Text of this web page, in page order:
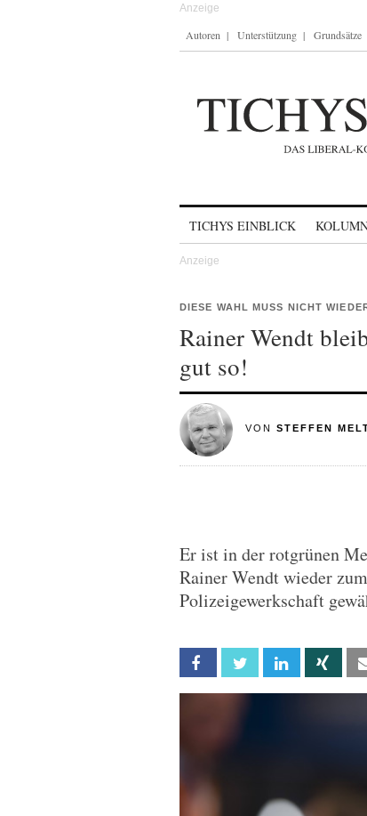
Autoren Unterstützung Grundsätze
TICHYS EINBLICK
DIESE WAHL MUSS NICHT
Rainer Wendt
gut so!
VON STEFFEN
Er ist in der rotgrünen
Rainer Wendt wieder
Polizeigewerkschaft
Facebook Twitter Linkedin Xing